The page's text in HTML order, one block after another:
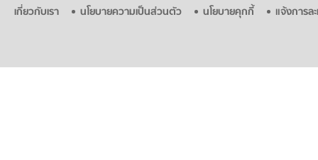
เกี่ยวกับเรา นโยบายความเป็นส่วนตัว นโยบายคุกกี้ แจ้งการล